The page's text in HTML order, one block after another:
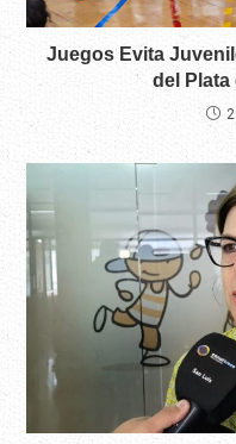
Juegos Evita
del Plata